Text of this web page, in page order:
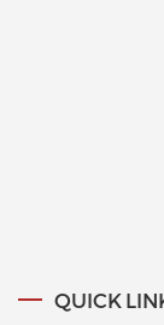
QUICK